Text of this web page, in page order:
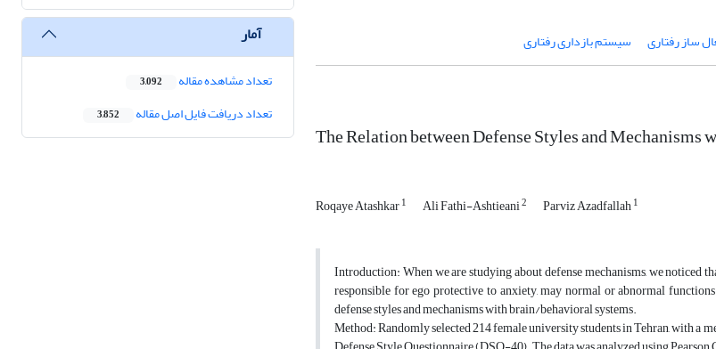
ساز رفتاری سیستم بازداری رفتاری
The Relation between Defense Styles and
Roqaye Atashkar1 Ali Fathi-Ashtieani2 Parviz Azadfallah1
Introduction: When we are studying about defense mechanisms, we noticed
responsible for ego protective to anxiety, may normal or abnormal
defense styles and mechanisms with brain/behavioral systems.
Method: Randomly selected 214 female university students in Tehran, with
آمار
تعداد مشاهده مقاله 3,092
تعداد دریافت فایل اصل مقاله 3,852